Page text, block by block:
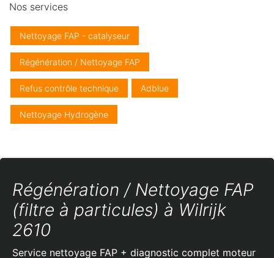
Nos services
Nettoyage FAP - catalyseur
Régénération / Nettoyage FAP
Refus contrôle technique Adblue
Nettoyage Hydrogène
Régénération / Nettoyage FAP
(filtre à particules) à Wilrijk
2610
Service nettoyage FAP + diagnostic complet moteur